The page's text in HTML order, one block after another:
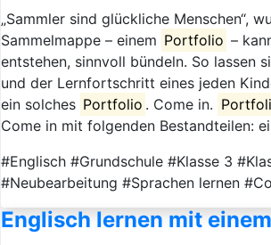
„Sammler sind glückliche Menschen“,
Sammelmappe – einem Portfolio –
entstehen, sinnvoll bündeln. So lassen
und der Lernfortschritt eines jeden
ein solches Portfolio . Come in.
Come in mit folgenden Bestandteilen:
#Englisch #Grundschule #Klasse 3
#Neubearbeitung #Sprachen lernen
Englisch lernen mit